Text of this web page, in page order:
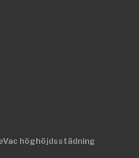
höghöjdsstädning